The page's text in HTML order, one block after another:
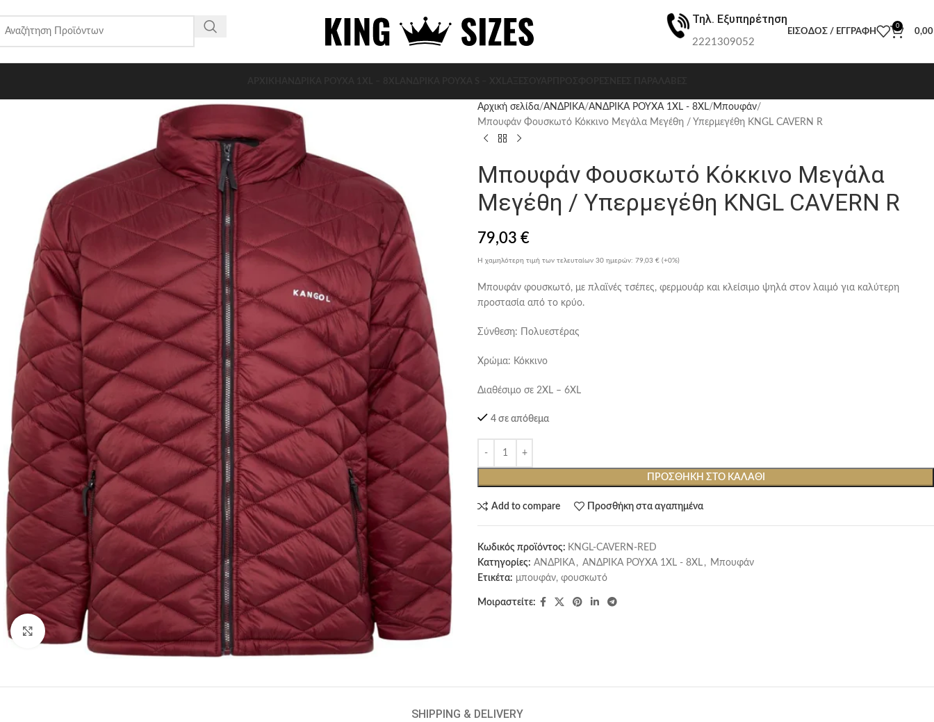
Τηλ. Εξυπηρέτηση
2221309052
ΕΊΣΟΔΟΣ / ΕΓΓΡΑΦΉ
0
Click to enlarge
Αρχική σελίδα ΑΝΔΡΙΚΑ ΑΝΔΡΙΚΑ ΡΟΥΧΑ 1XL - 8XL Μπουφάν
Μπουφάν Φουσκωτό Κόκκινο Μεγάλα Μεγέθη / Υπερμεγέθη KNGL CAVERN R
Μπουφάν Φουσκωτό Κόκκινο Μεγάλα
Μεγέθη / Υπερμεγέθη KNGL CAVERN R
79,03 €
Η χαμηλότερη τιμή των τελευταίων 30 ημερών: 79,03 € (+0%)
Μπουφάν φουσκωτό, με πλαϊνές τσέπες, φερμουάρ και κλείσιμο ψηλά στον λαιμό για καλύτερη
προστασία από το κρύο.
Σύνθεση: Πολυεστέρας
Χρώμα: Κόκκινο
Διαθέσιμο σε 2XL – 6XL
4 σε απόθεμα
ΠΡΟΣΘΉΚΗ ΣΤΟ ΚΑΛΆΘΙ
Add to compare Προσθήκη στα αγαπημένα
Κωδικός προϊόντος: KNGL-CAVERN-RED
Κατηγορίες: ΑΝΔΡΙΚΑ , ΑΝΔΡΙΚΑ ΡΟΥΧΑ 1XL - 8XL , Μπουφάν
Ετικέτα: μπουφάν, φουσκωτό
Μοιραστείτε:
SHIPPING & DELIVERY